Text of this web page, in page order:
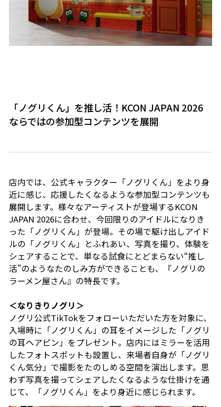
「ノグリくん」を推し活！KCON JAPAN 2026
ならではの参加型コンテンツを展開
店内では、公式キャラクター「ノグリくん」をより身
近に感じ、応援したくなるような参加型コンテンツも
展開します。様々なアーティストが登場するKCON
JAPAN 2026に合わせ、今回限りのアイドルになりき
った「ノグリくん」が登場。その場で駆け出しアイド
ルの「ノグリくん」とふれあい、写真を撮り、体験を
シェアすることで、単なる試食にとどまらない“推し
活”のようなたのしみ方ができることも、『ノグリの
ラーメン屋さん』の特長です。
＜なりきりノグリ＞
ノグリ公式TikTokをフォローいただいた方を対象に、
入場時に「ノグリくん」の耳をイメージした「ノグリ
の耳ヘアピン」をプレゼント。店内にはミラーを活用
したフォトスポットも設置し、来場者自身が「ノグリ
くん気分」で撮影をたのしめる空間を演出します。思
わず写真を撮ってシェアしたくなるような仕掛けを通
じて、「ノグリくん」をより身近に感じられます。